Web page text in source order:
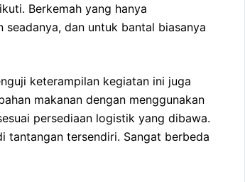
Berkemah yang hanya
dan untuk bantal biasanya
keterampilan kegiatan ini juga
makanan dengan menggunakan
persediaan logistik yang dibawa.
tantangan tersendiri. Sangat berbeda